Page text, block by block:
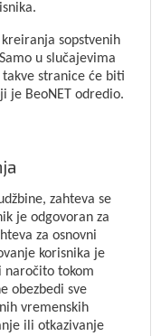
sopstvenih
u slučajevima
stranice će biti
je BeoNET odredio.
zahteva se
je odgovoran za
za osnovni
korisnika je
naročito tokom
obezbedi sve
vremenskih
ili otkazivanje